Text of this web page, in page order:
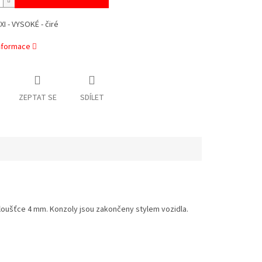
- VYSOKÉ - čiré
ZEPTAT SE SDÍLET
4 mm. Konzoly jsou zakončeny stylem vozidla.